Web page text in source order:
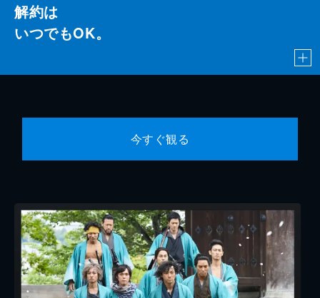
解約は
いつでもOK。
今すぐ観る